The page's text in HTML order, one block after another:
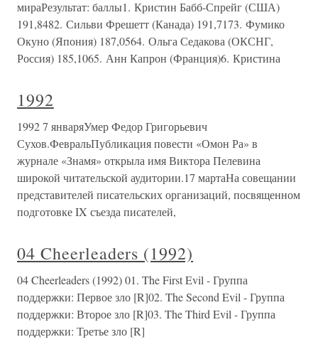
мираРезультат: баллы1. Кристин Бабб-Спрейг (США)
191,8482. Сильви Фрешетт (Канада) 191,7173. Фумико
Окуно (Япония) 187,0564. Ольга Седакова (ОКСНГ,
Россия) 185,1065. Анн Капрон (Франция)6. Кристина
1992
1992 7 январяУмер Федор Григорьевич
Сухов.ФевральПубликация повести «Омон Ра» в
журнале «Знамя» открыла имя Виктора Пелевина
широкой читательской аудитории.17 мартаНа совещании
представителей писательских организаций, посвященном
подготовке IX съезда писателей,
04 Cheerleaders (1992)
04 Cheerleaders (1992) 01. The First Evil - Группа
поддержки: Первое зло [R]02. The Second Evil - Группа
поддержки: Второе зло [R]03. The Third Evil - Группа
поддержки: Третье зло [R]